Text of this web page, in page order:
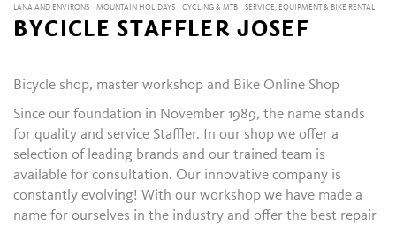
LANA AND ENVIRONS MOUNTAIN HOLIDAYS CYCLING & MTB SERVICE, EQUIPMENT & BIKE RENTAL
BYCICLE STAFFLER JOSEF
Bicycle shop, master workshop and Bike Online Shop
Since our foundation in November 1989, the name stands
for quality and service Staffler. In our shop we offer a
selection of leading brands and our trained team is
available for consultation. Our innovative company is
constantly evolving! With our workshop we have made a
name for ourselves in the industry and offer the best repair